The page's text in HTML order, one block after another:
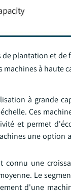
plantation et
à haute
à grande
Ces
et permet
une option
connu une
Le
d'une